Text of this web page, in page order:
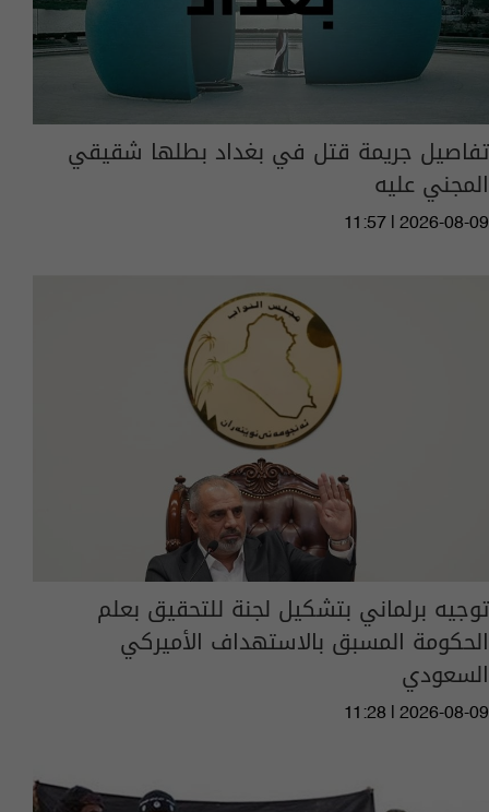
تفاصيل جريمة قتل في بغداد بطلها شقيقي
المجني عليه
11:57 | 2026-08-09
توجيه برلماني بتشكيل لجنة للتحقيق بعلم
الحكومة المسبق بالاستهداف الأميركي
السعودي
11:28 | 2026-08-09